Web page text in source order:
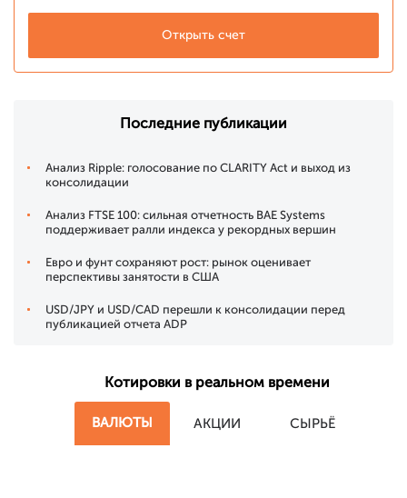
Открыть счет
Последние публикации
Анализ Ripple: голосование по CLARITY Act и выход из
консолидации
Анализ FTSE 100: сильная отчетность BAE Systems
поддерживает ралли индекса у рекордных вершин
Евро и фунт сохраняют рост: рынок оценивает
перспективы занятости в США
USD/JPY и USD/CAD перешли к консолидации перед
публикацией отчета ADP
Котировки в реальном времени
ВАЛЮТЫ АКЦИИ СЫРЬЁ